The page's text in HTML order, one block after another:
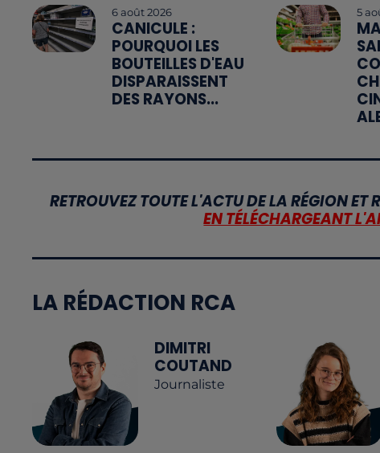
6 août 2026
CANICULE :
POURQUOI LES
BOUTEILLES D'EAU
DISPARAISSENT
DES RAYONS...
5
RETROUVEZ TOUTE L'ACTU DE LA RÉGION ET
EN TÉLÉCHARGEANT
LA RÉDACTION RCA
DIMITRI
COUTAND
Journaliste